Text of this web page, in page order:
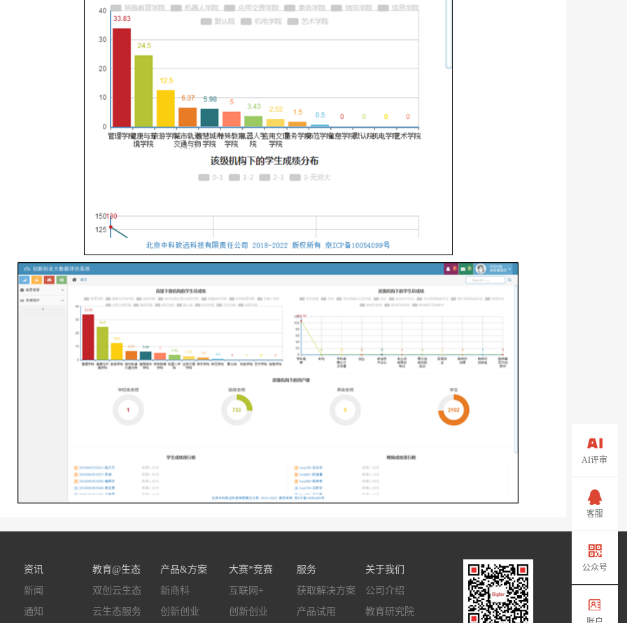
AI评审
客服
公众号
资讯
新闻
通知
教育@生态
双创云生态
云生态服务
产品&方案
新商科
创新创业
大赛*竞赛
互联网+
创新创业
服务
获取解决方案
产品试用
关于我们
公司介绍
教育研究院